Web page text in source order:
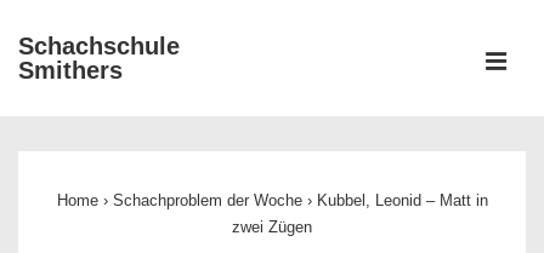
Zum
Inhalt
Schachschule
Smithers
Home › Schachproblem der Woche › Kubbel, Leonid – Matt in
zwei Zügen